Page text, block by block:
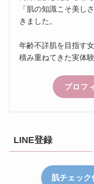
「肌の知識こそ美し
きました。
年齢不詳肌を目指す
積み重ねてきた実体
プロフ
LINE登録
肌チェッ